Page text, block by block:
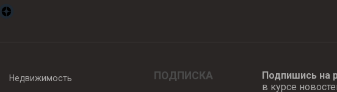
Недвижимость ПОДПИСКА Подпишись на
в курсе